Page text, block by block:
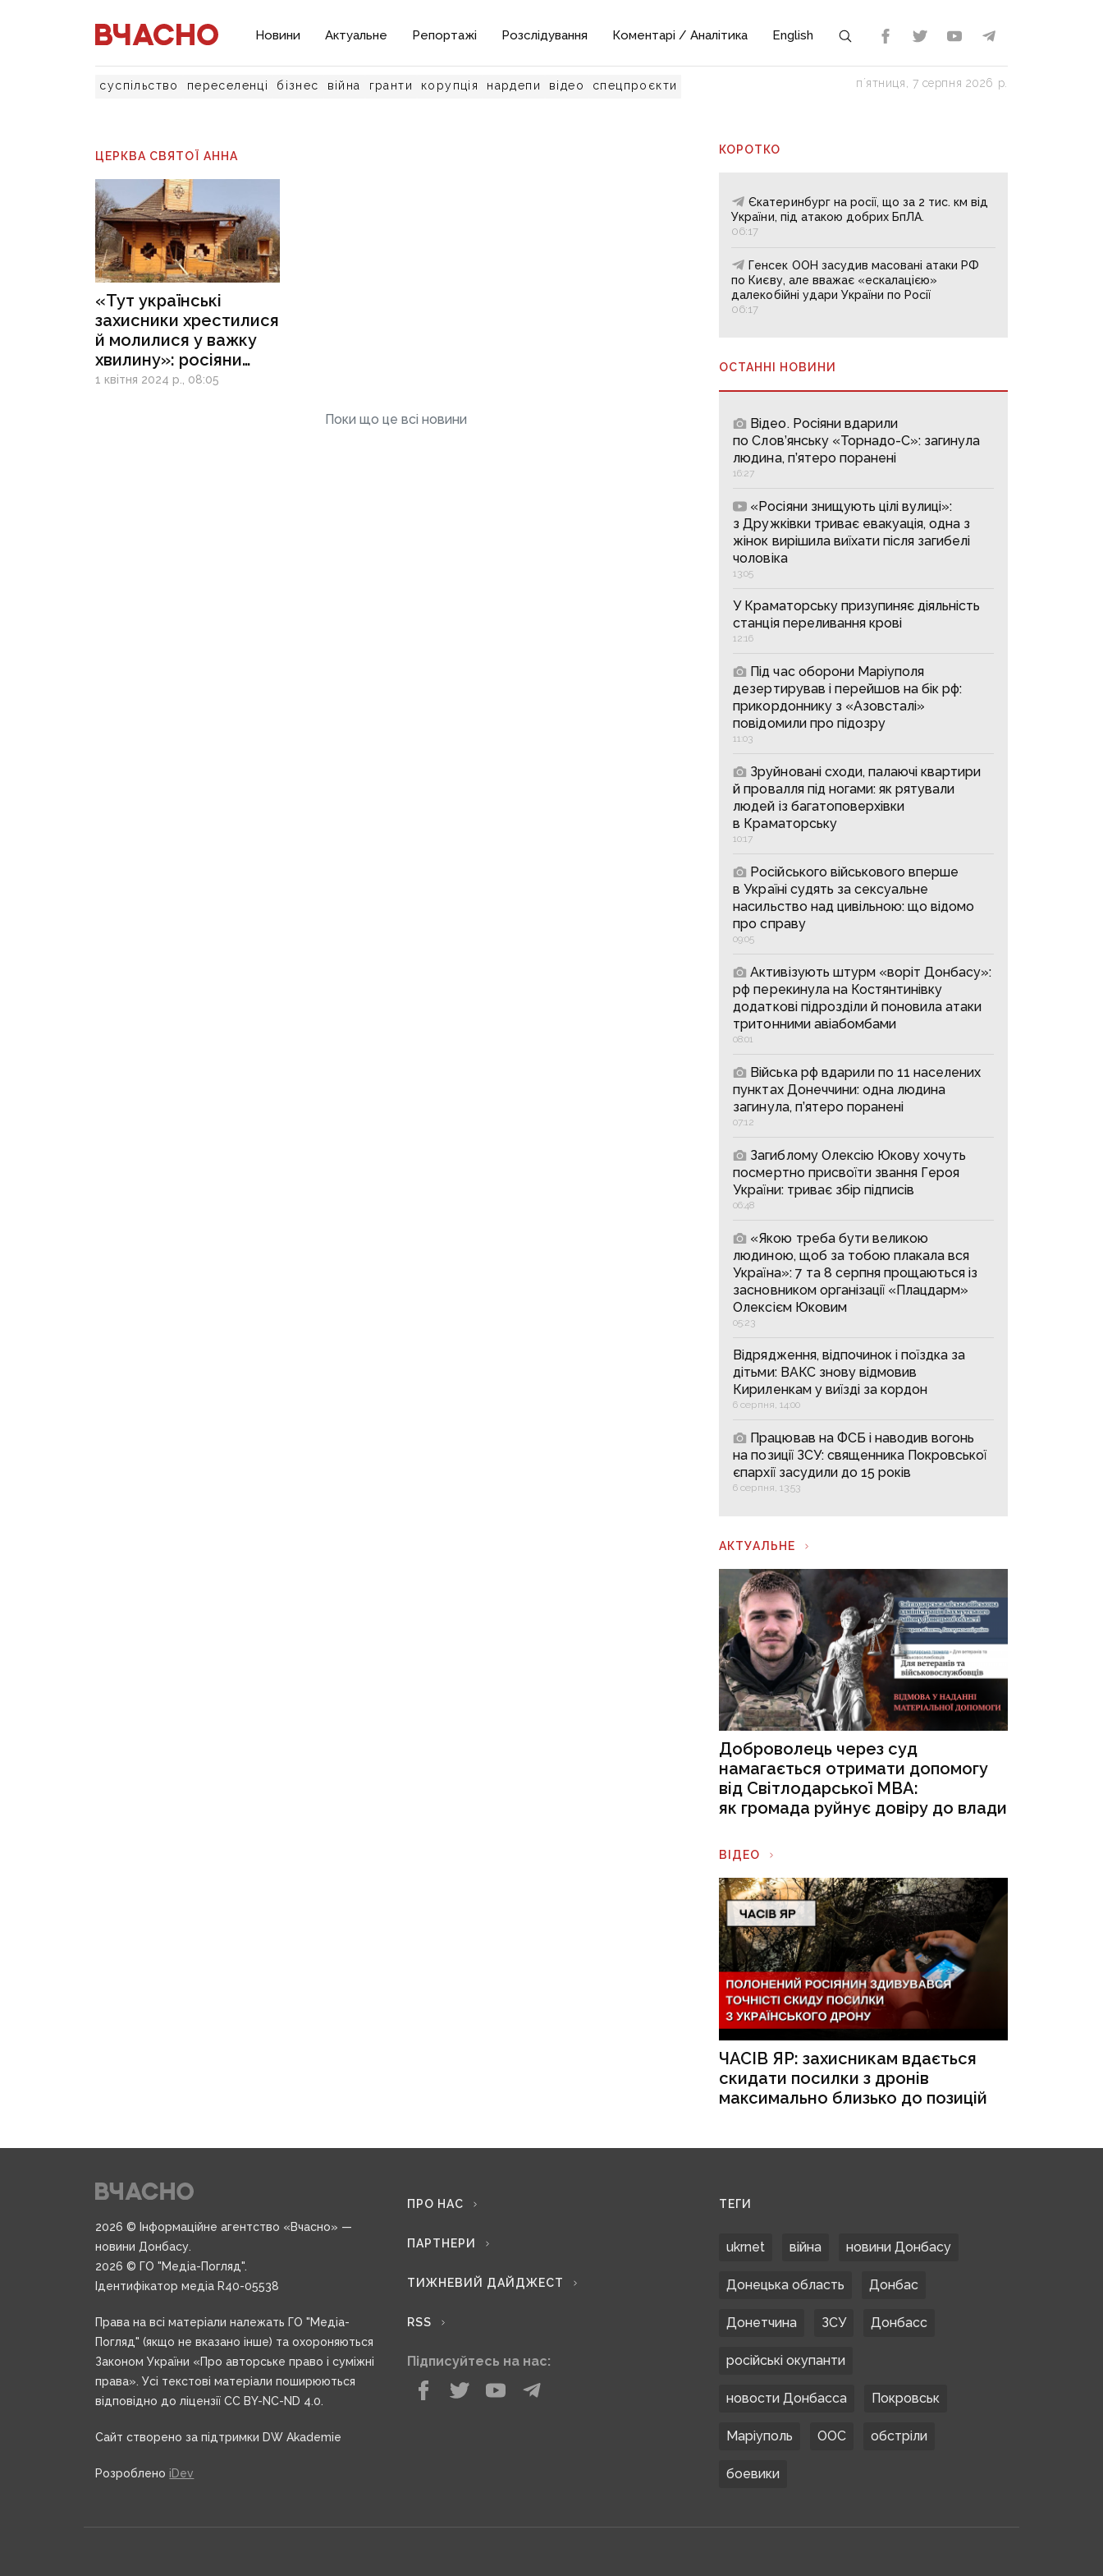
Новини Актуальне Репортажі Розслідування Коментарі / Аналітика English
суспільство переселенці бізнес війна гранти корупція нардепи відео спецпроєкти пʼятниця, 7 серпня 2026 р.
ЦЕРКВА СВЯТОЇ АННА
«Тут українські
захисники хрестилися
й молилися у важку
хвилину»: росіяни
знищили церкву
1 квітня 2024 р., 08:05
Поки що це всі новини
КОРОТКО
Єкатеринбург на росії, що за 2 тис. км від
України, під атакою добрих БпЛА.
06:17
Генсек ООН засудив масовані атаки РФ
по Києву, але вважає «ескалацією»
далекобійні удари України по Росії
06:17
ОСТАННІ НОВИНИ
Відео. Росіяни вдарили
по Слов’янську «Торнадо-С»: загинула
людина, п’ятеро поранені
16:27
«Росіяни знищують цілі вулиці»:
з Дружківки триває евакуація, одна з
жінок вирішила виїхати після загибелі
чоловіка
13:05
У Краматорську призупиняє діяльність
станція переливання крові
12:16
Під час оборони Маріуполя
дезертирував і перейшов на бік рф:
прикордоннику з «Азовсталі»
повідомили про підозру
11:03
Зруйновані сходи, палаючі квартири
й провалля під ногами: як рятували
людей із багатоповерхівки
в Краматорську
10:17
Російського військового вперше
в Україні судять за сексуальне
насильство над цивільною: що відомо
про справу
09:05
Активізують штурм «воріт Донбасу»:
рф перекинула на Костянтинівку
додаткові підрозділи й поновила атаки
тритонними авіабомбами
08:01
Війська рф вдарили по 11 населених
пунктах Донеччини: одна людина
загинула, п’ятеро поранені
07:12
Загиблому Олексію Юкову хочуть
посмертно присвоїти звання Героя
України: триває збір підписів
06:48
«Якою треба бути великою
людиною, щоб за тобою плакала вся
Україна»: 7 та 8 серпня прощаються із
засновником організації «Плацдарм»
Олексієм Юковим
05:23
Відрядження, відпочинок і поїздка за
дітьми: ВАКС знову відмовив
Кириленкам у виїзді за кордон
6 серпня, 14:00
Працював на ФСБ і наводив вогонь
на позиції ЗСУ: священника Покровської
єпархії засудили до 15 років
6 серпня, 13:53
АКТУАЛЬНЕ
Доброволець через суд
намагається отримати допомогу
від Світлодарської МВА:
як громада руйнує довіру до влади
ВІДЕО
ЧАСІВ ЯР: захисникам вдається
скидати посилки з дронів
максимально близько до позицій
2026 © Інформаційне агентство «Вчасно» —
новини Донбасу.
2026 © ГО "Медіа-Погляд".
Ідентифікатор медіа R40-05538
Права на всі матеріали належать ГО "Медіа-
Погляд" (якщо не вказано інше) та охороняються
Законом України «Про авторське право і суміжні
права». Усі текстові матеріали поширюються
відповідно до ліцензії CC BY-NC-ND 4.0.
Сайт створено за підтримки DW Akademie
Розроблено iDev
ПРО НАС
ПАРТНЕРИ
ТИЖНЕВИЙ ДАЙДЖЕСТ
RSS
Підписуйтесь на нас:
ТЕГИ
ukrnet війна новини Донбасу
Донецька область Донбас
Донетчина ЗСУ Донбасс
російські окупанти
новости Донбасса Покровськ
Маріуполь ООС обстріли
боевики